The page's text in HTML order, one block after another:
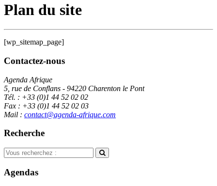
Plan du site
[wp_sitemap_page]
Contactez-nous
Agenda Afrique
5, rue de Conflans - 94220 Charenton le Pont
Tél. : +33 (0)1 44 52 02 02
Fax : +33 (0)1 44 52 02 03
Mail : contact@agenda-afrique.com
Recherche
Agendas